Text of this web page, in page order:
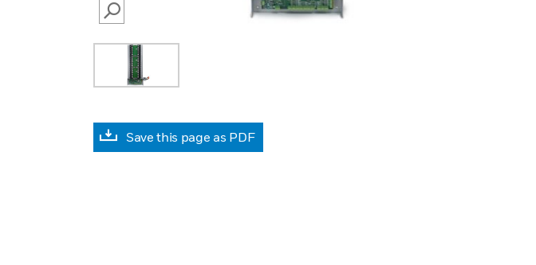
SEARCH
Save this page as PDF